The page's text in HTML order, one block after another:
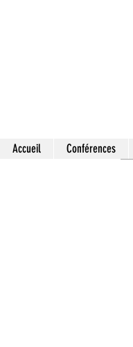
Accueil Conférences